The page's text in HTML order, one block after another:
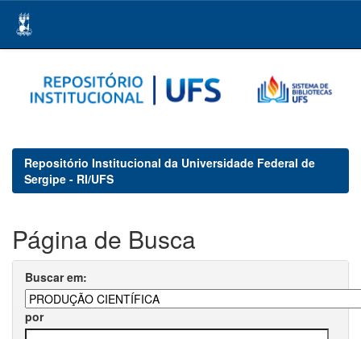
navigation
Repositório Institucional da Universidade Federal de
Sergipe - RI/UFS
Página de Busca
Buscar em:
por